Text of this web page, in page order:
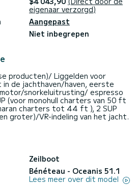
eigenaar verzorgd)
Aangepast
Niet inbegrepen
producten)/ Liggelden voor
de jachthaven/haven, eerste
snorkeluitrusting/ espresso
(voor monohull charters van 50 ft
charters tot 44 ft ), 2 SUP
groter)/VR-indeling van het jacht.
Zeilboot
Bénéteau - Oceanis 51.1
Lees meer over dit model